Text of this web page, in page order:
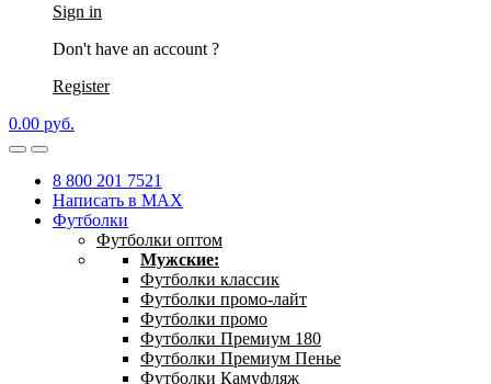
Sign in
Don't have an account ?
Register
0.00 руб.
8 800 201 7521
Написать в MAX
Футболки
Футболки оптом
Мужские:
Футболки классик
Футболки промо-лайт
Футболки промо
Футболки Премиум 180
Футболки Премиум Пенье
Футболки Камуфляж